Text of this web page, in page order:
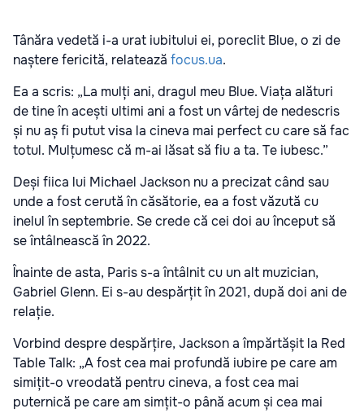
Tânăra vedetă i-a urat iubitului ei, poreclit Blue, o zi de
naștere fericită, relatează focus.ua.
Ea a scris: „La mulți ani, dragul meu Blue. Viața alături
de tine în acești ultimi ani a fost un vârtej de nedescris
și nu aș fi putut visa la cineva mai perfect cu care să fac
totul. Mulțumesc că m-ai lăsat să fiu a ta. Te iubesc.”
Deși fiica lui Michael Jackson nu a precizat când sau
unde a fost cerută în căsătorie, ea a fost văzută cu
inelul în septembrie. Se crede că cei doi au început să
se întâlnească în 2022.
Înainte de asta, Paris s-a întâlnit cu un alt muzician,
Gabriel Glenn. Ei s-au despărțit în 2021, după doi ani de
relație.
Vorbind despre despărțire, Jackson a împărtășit la Red
Table Talk: „A fost cea mai profundă iubire pe care am
simițit-o vreodată pentru cineva, a fost cea mai
puternică pe care am simțit-o până acum și cea mai